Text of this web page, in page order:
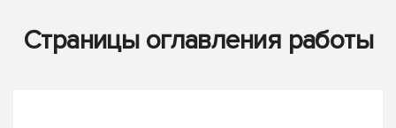
Страницы оглавления работы